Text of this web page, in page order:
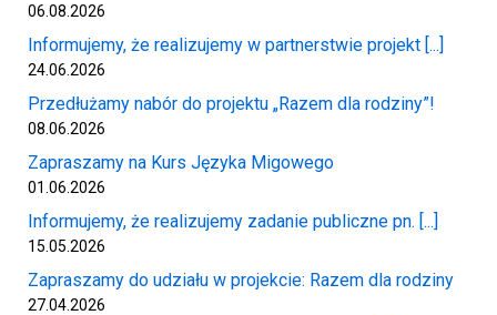
06.08.2026
Informujemy, że realizujemy w partnerstwie projekt [...]
24.06.2026
Przedłużamy nabór do projektu „Razem dla rodziny”!
08.06.2026
Zapraszamy na Kurs Języka Migowego
01.06.2026
Informujemy, że realizujemy zadanie publiczne pn. [...]
15.05.2026
Zapraszamy do udziału w projekcie: Razem dla rodziny
27.04.2026